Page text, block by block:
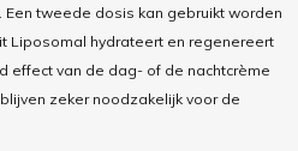
tweede dosis kan gebruikt worden
Liposomal hydrateert en regenereert
effect van de dag- of de nachtcrème
zeker noodzakelijk voor de